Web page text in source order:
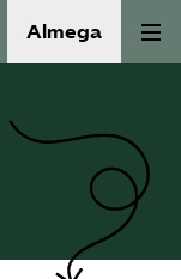
Almega